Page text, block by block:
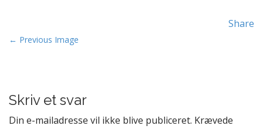
t
Share
P
n
a
← Previous Image
Skriv et svar
Din e-mailadresse vil ikke blive publiceret. Krævede